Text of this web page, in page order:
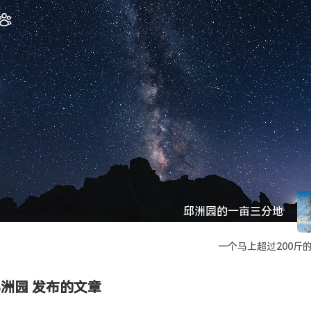
邱洲园的一亩三分地
一个马上超过200斤
园 发布的文章